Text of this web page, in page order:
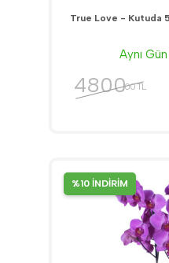
True Love - Kutuda
Aynı
4800,00 TL
%10 İNDİRİM